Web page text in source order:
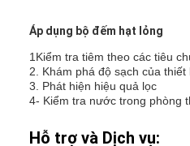
Áp dụng bộ đếm hạt lỏng
1Kiểm tra tiêm theo các tiêu
2. Khám phá độ sạch của thiết
3. Phát hiện hiệu quả lọc
4- Kiểm tra nước trong phòng
Hỗ trợ và Dịch vụ: